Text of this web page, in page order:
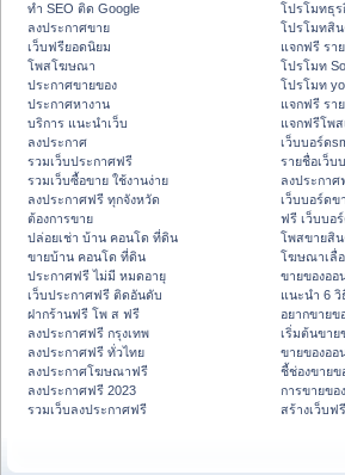
ทำ SEO ติด Google
ลงประกาศขาย
เว็บฟรียอดนิยม
โพสโฆษณา
ประกาศขายของ
ประกาศหางาน
บริการ แนะนำเว็บ
ลงประกาศ
รวมเว็บประกาศฟรี
รวมเว็บซื้อขาย ใช้งานง่าย
ลงประกาศฟรี ทุกจังหวัด
ต้องการขาย
ปล่อยเช่า บ้าน คอนโด ที่ดิน
ขายบ้าน คอนโด ที่ดิน
ประกาศฟรี ไม่มี หมดอายุ
เว็บประกาศฟรี ติดอันดับ
ฝากร้านฟรี โพ ส ฟรี
ลงประกาศฟรี กรุงเทพ
ลงประกาศฟรี ทั่วไทย
ลงประกาศโฆษณาฟรี
ลงประกาศฟรี 2023
รวมเว็บลงประกาศฟรี
โปรโมทธุ
โปรโมทสิ
แจกฟรี รา
โปรโมท
โปรโมท
แจกฟรี รา
แจกฟรีโพ
เว็บบอร์ด
รายชื่อเว็บ
ลงประกาศ
เว็บบอร์ด
ฟรี เว็บบอ
โพสขายสิน
โฆษณาเลื่
ขายของออ
แนะนำ 6 วิ
อยากขายข
เริ่มต้นขาย
ขายของออ
ชี้ช่องขายข
การขายขอ
สร้างเว็บฟ